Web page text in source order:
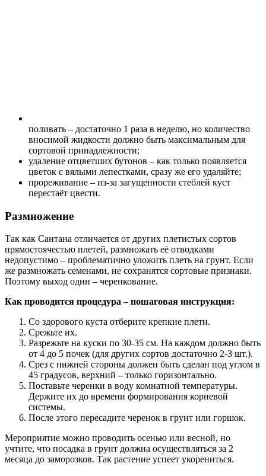
поливать – достаточно 1 раза в неделю, но количество
вносимой жидкости должно быть максимальным для
сортовой принадлежности;
удаление отцветших бутонов – как только появляется
цветок с вялыми лепестками, сразу же его удаляйте;
прореживание – из-за загущенности стеблей куст
перестаёт цвести.
Размножение
Так как Сантана отличается от других плетистых сортов
прямостоячестью плетей, размножать её отводками
недопустимо – проблематично уложить плеть на грунт. Если
же размножать семенами, не сохранятся сортовые признаки.
Поэтому выход один – черенкование.
Как проводится процедура – пошаговая инструкция:
Со здорового куста отберите крепкие плети.
Срежьте их.
Разрежьте на куски по 30-35 см. На каждом должно быть
от 4 до 5 почек (для других сортов достаточно 2-3 шт.).
Срез с нижней стороны должен быть сделан под углом в
45 градусов, верхний – только горизонтально.
Поставьте черенки в воду комнатной температуры.
Держите их до времени формирования корневой
системы.
После этого пересадите черенок в грунт или горшок.
Мероприятие можно проводить осенью или весной, но
учтите, что посадка в грунт должна осуществляться за 2
месяца до заморозков. Так растение успеет укорениться.